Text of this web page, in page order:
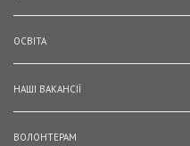
ОСВІТА
НАШІ ВАКАНСІЇ
ВОЛОНТЕРАМ